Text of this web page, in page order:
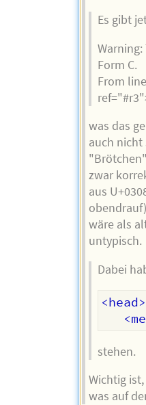
Es gibt
Form C.
From
was das
auch nicht
zwar
aus
wäre als
untypisch.
Dabei
<head>
stehen.
Wichtig
was auf